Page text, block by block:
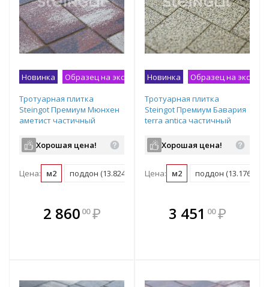
Новинка
Образец на экспозиции
Тротуарная плитка
Steingot Премиум Мюнхен
аметист частичный
480/360/240/120х60 мм
Хорошая цена!
Цена: м2 поддон (13.824 м2)
2 860 00 ₽
В комплекте
всегда выгоднее!
Новинка
Образец на
Тротуарная плитка
Steingot Премиум Бавария
terra antica частичный
280/210/140х210/140/70х60
мм
Хорошая цена!
Цена: м2 поддон (13.176 м2)
В комплекте
всегда выгоднее!
3 451 00 ₽